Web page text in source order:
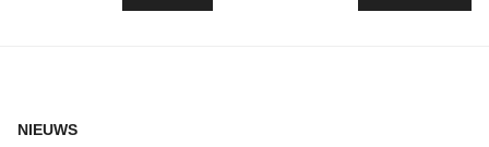
NIEUWS